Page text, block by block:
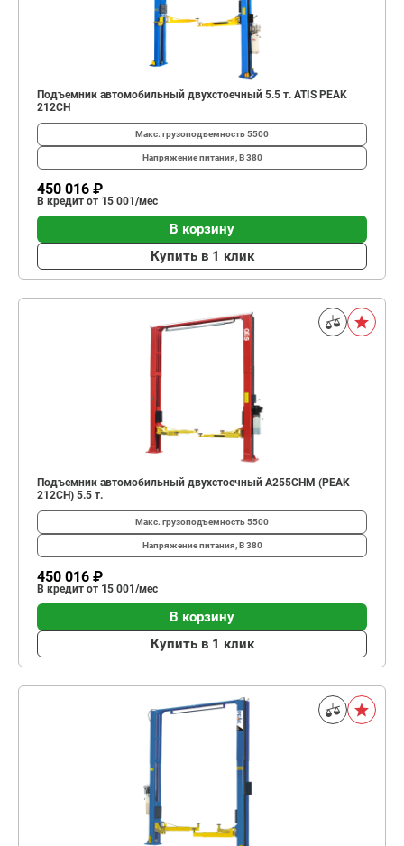
Подъемник автомобильный двухстоечный 5.5 т. ATIS PEAK
212CH
Макс. грузоподъемность5500
Напряжение питания, В380
450 016 ₽
В кредит от 15 001/мес
В корзину
Купить в 1 клик
Подъемник автомобильный двухстоечный A255CHM (PEAK
212CH) 5.5 т.
Макс. грузоподъемность5500
Напряжение питания, В380
450 016 ₽
В кредит от 15 001/мес
В корзину
Купить в 1 клик